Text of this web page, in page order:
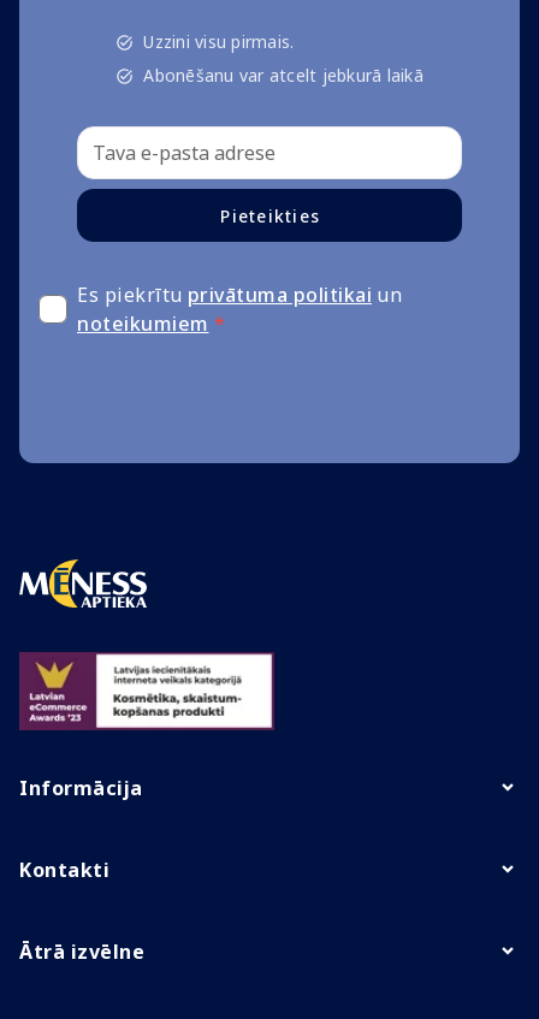
Uzzini visu pirmais.
Abonēšanu var atcelt jebkurā laikā
Pieteikties
Es piekrītu privātuma politikai un
noteikumiem *
Informācija
Kontakti
Ātrā izvēlne